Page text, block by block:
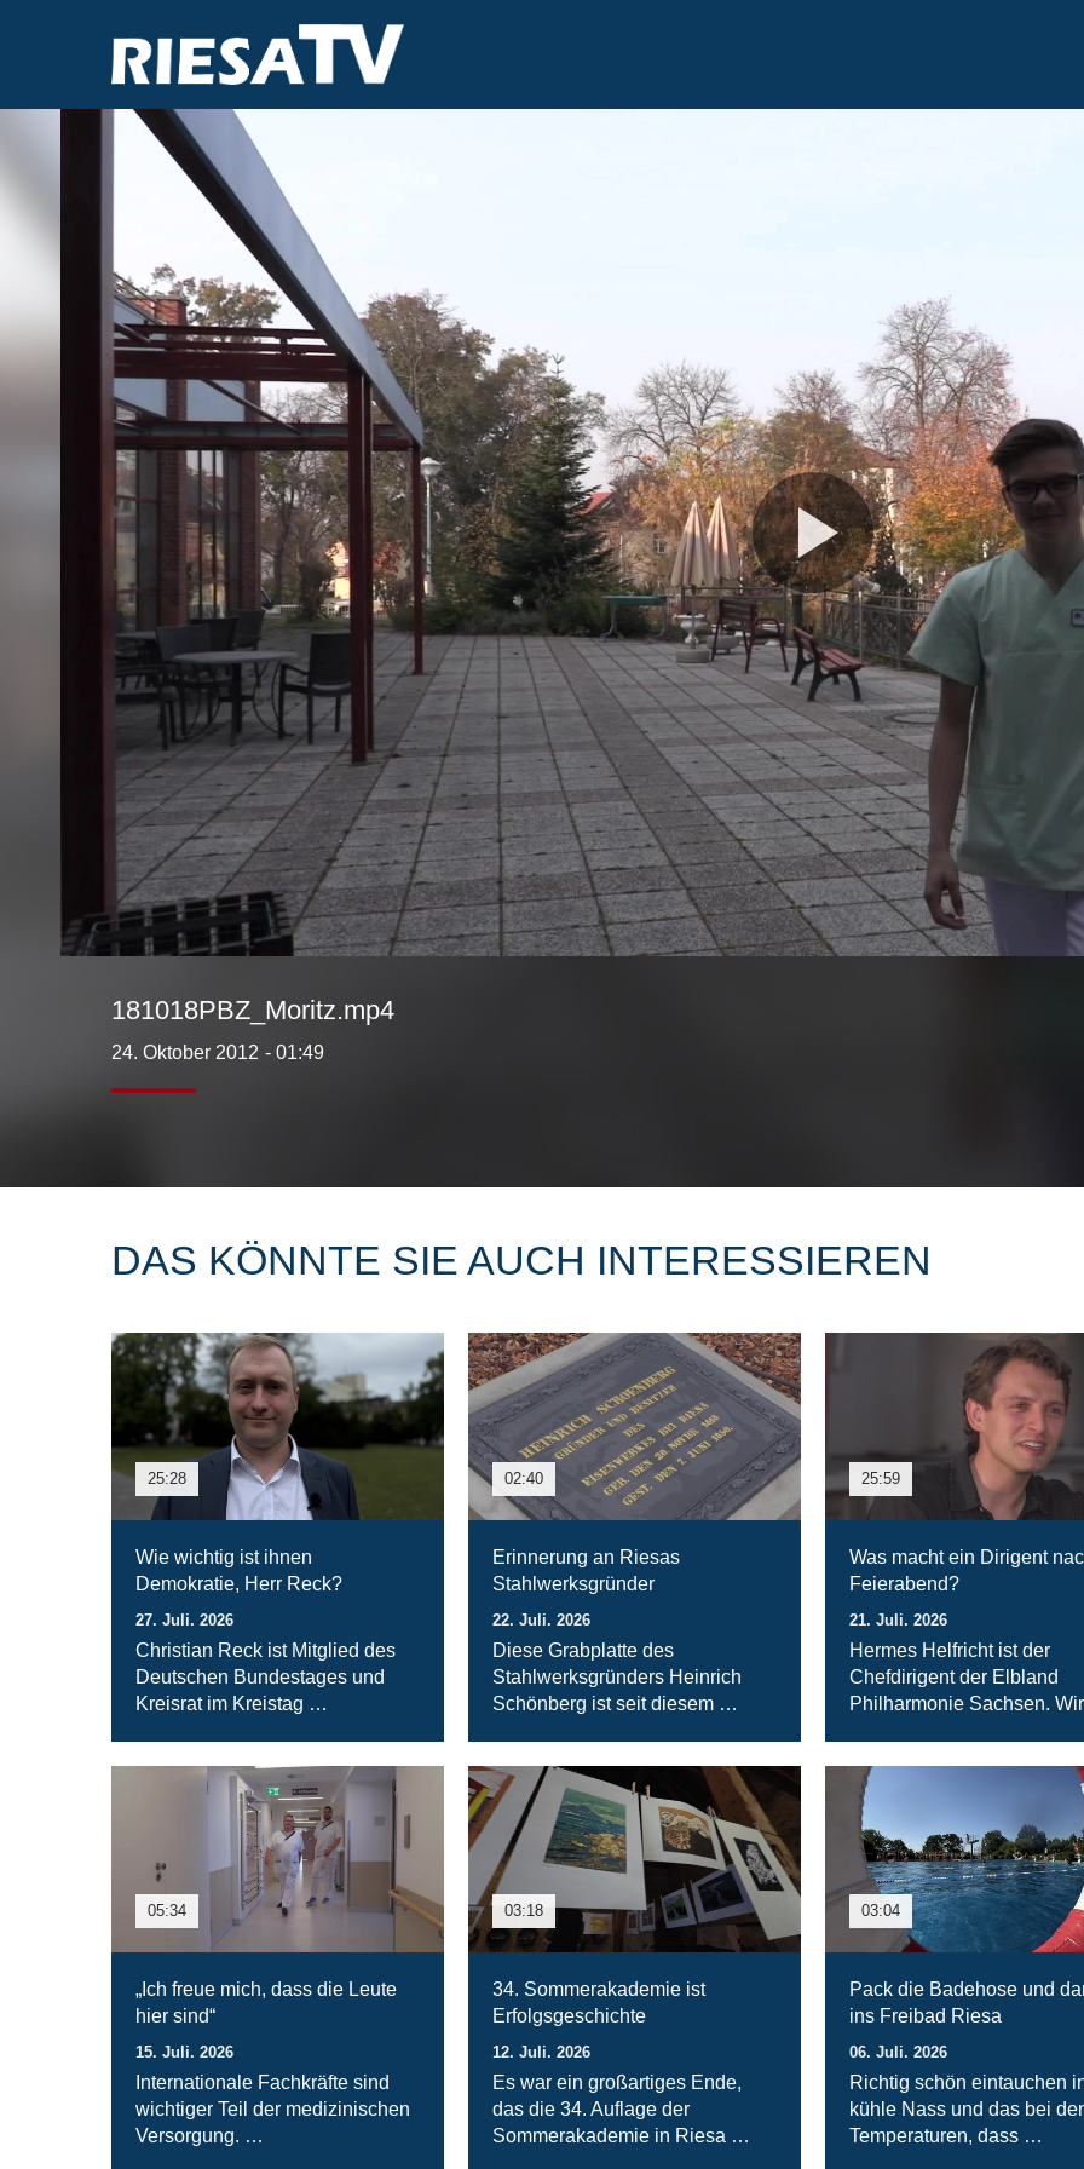
Video
181018PBZ_Moritz.mp4
24. Oktober 2012 - 01:49
DAS KÖNNTE SIE AUCH INTERESSIEREN
25:28
Wie wichtig ist ihnen
Demokratie, Herr Reck?
27. Juli. 2026
Christian Reck ist Mitglied des
Deutschen Bundestages und
Kreisrat im Kreistag …
02:40
Erinnerung an Riesas
Stahlwerksgründer
22. Juli. 2026
Diese Grabplatte des
Stahlwerksgründers Heinrich
Schönberg ist seit diesem …
25:59
Was macht ein Dirigent
Feierabend?
21. Juli. 2026
Hermes Helfricht ist der
Chefdirigent der Elbland
Philharmonie Sachsen.
05:34
„Ich freue mich, dass die Leute
hier sind“
15. Juli. 2026
Internationale Fachkräfte sind
wichtiger Teil der medizinischen
Versorgung. …
03:18
34. Sommerakademie ist
Erfolgsgeschichte
12. Juli. 2026
Es war ein großartiges Ende,
das die 34. Auflage der
Sommerakademie in Riesa …
03:04
Pack die Badehose und
ins Freibad Riesa
06. Juli. 2026
Richtig schön eintauchen
kühle Nass und das bei
Temperaturen, dass …